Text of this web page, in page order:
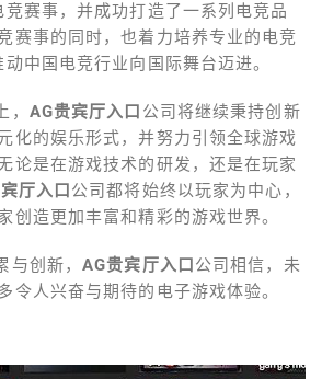
赛事，并成功打造了一系列电竞品
赛事的同时，也着力培养专业的电竞
中国电竞行业向国际舞台迈进。
AG贵宾厅入口 公司将继续秉持创新
化的娱乐形式，并努力引领全球游戏
论是在游戏技术的研发，还是在玩家
厅入口公司都将始终以玩家为中心，
创造更加丰富和精彩的游戏世界。
与创新， AG贵宾厅入口公司相信，未
令人兴奋与期待的电子游戏体验。